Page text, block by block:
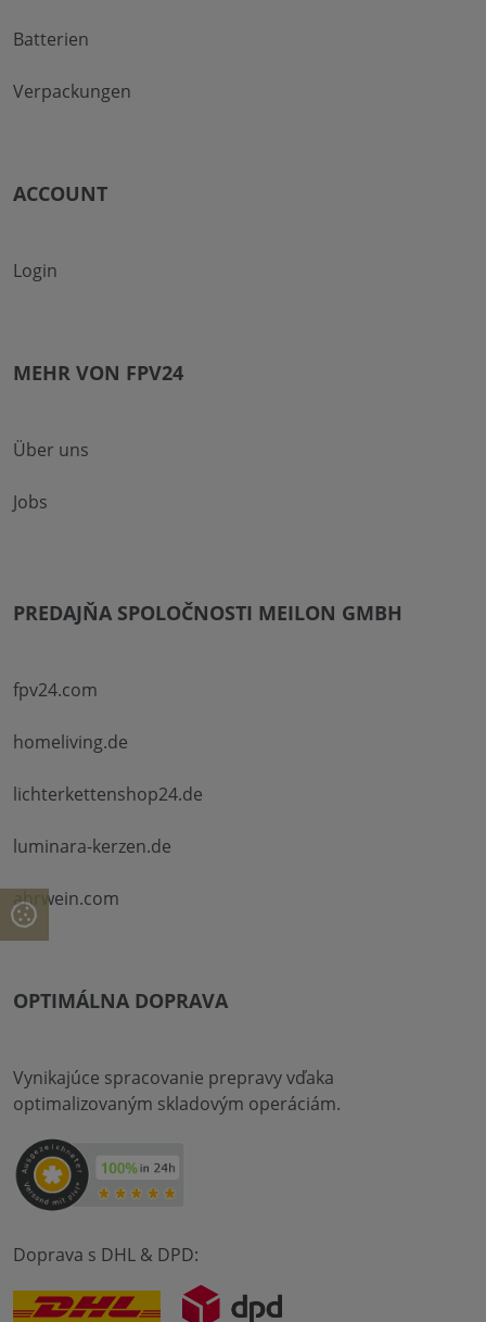
Batterien
Verpackungen
ACCOUNT
Login
MEHR VON FPV24
Über uns
Jobs
PREDAJŇA SPOLOČNOSTI MEILON GMBH
fpv24.com
homeliving.de
lichterkettenshop24.de
luminara-kerzen.de
ahrwein.com
OPTIMÁLNA DOPRAVA
Vynikajúce spracovanie prepravy vďaka
optimalizovaným skladovým operáciám.
Doprava s DHL & DPD: